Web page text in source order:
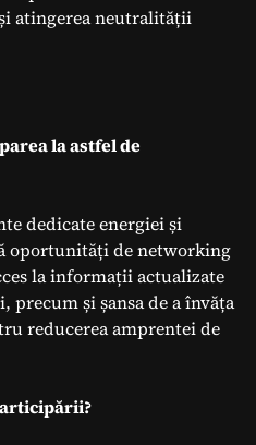
atingerea neutralității
la astfel de
dedicate energiei și
oportunități de networking
la informații actualizate
și șansa de a învăța
reducerea amprentei de